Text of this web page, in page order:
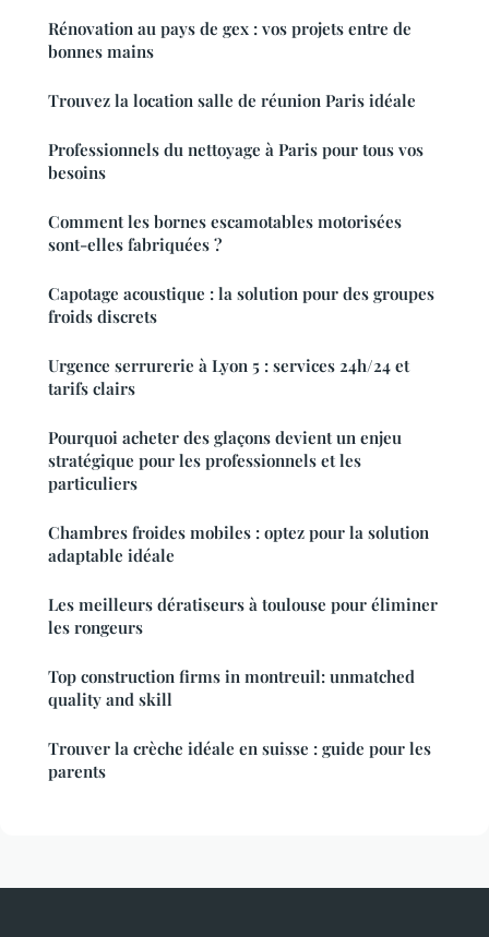
Rénovation au pays de gex : vos projets entre de
bonnes mains
Trouvez la location salle de réunion Paris idéale
Professionnels du nettoyage à Paris pour tous vos
besoins
Comment les bornes escamotables motorisées
sont-elles fabriquées ?
Capotage acoustique : la solution pour des groupes
froids discrets
Urgence serrurerie à Lyon 5 : services 24h/24 et
tarifs clairs
Pourquoi acheter des glaçons devient un enjeu
stratégique pour les professionnels et les
particuliers
Chambres froides mobiles : optez pour la solution
adaptable idéale
Les meilleurs dératiseurs à toulouse pour éliminer
les rongeurs
Top construction firms in montreuil: unmatched
quality and skill
Trouver la crèche idéale en suisse : guide pour les
parents